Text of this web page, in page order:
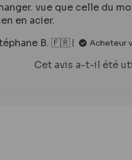
vue que celle du
en acier.
B. 🇫🇷
Acheteur
Cet avis a-t-il été